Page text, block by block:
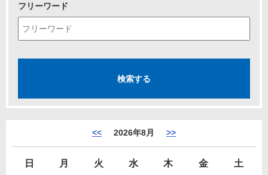
フリーワード
<< 2026年8月 >>
日 月 火 水 木 金
土